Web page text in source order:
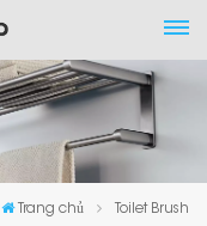
Trang chủ Toilet Brush